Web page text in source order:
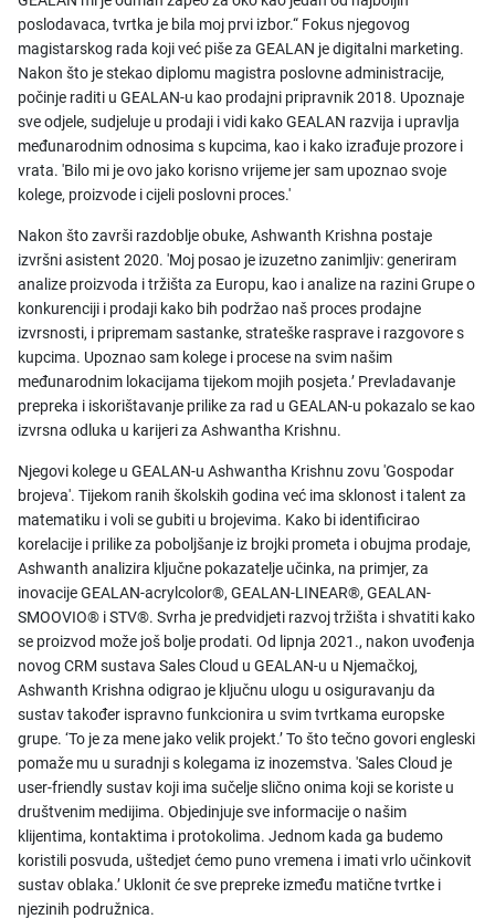
poslodavaca, tvrtka je bila moj prvi izbor.“ Fokus njegovog
magistarskog rada koji već piše za GEALAN je digitalni marketing.
Nakon što je stekao diplomu magistra poslovne administracije,
počinje raditi u GEALAN-u kao prodajni pripravnik 2018. Upoznaje
sve odjele, sudjeluje u prodaji i vidi kako GEALAN razvija i upravlja
međunarodnim odnosima s kupcima, kao i kako izrađuje prozore i
vrata. 'Bilo mi je ovo jako korisno vrijeme jer sam upoznao svoje
kolege, proizvode i cijeli poslovni proces.'
Nakon što završi razdoblje obuke, Ashwanth Krishna postaje
izvršni asistent 2020. 'Moj posao je izuzetno zanimljiv: generiram
analize proizvoda i tržišta za Europu, kao i analize na razini Grupe o
konkurenciji i prodaji kako bih podržao naš proces prodajne
izvrsnosti, i pripremam sastanke, strateške rasprave i razgovore s
kupcima. Upoznao sam kolege i procese na svim našim
međunarodnim lokacijama tijekom mojih posjeta.’ Prevladavanje
prepreka i iskorištavanje prilike za rad u GEALAN-u pokazalo se kao
izvrsna odluka u karijeri za Ashwantha Krishnu.
Njegovi kolege u GEALAN-u Ashwantha Krishnu zovu 'Gospodar
brojeva'. Tijekom ranih školskih godina već ima sklonost i talent za
matematiku i voli se gubiti u brojevima. Kako bi identificirao
korelacije i prilike za poboljšanje iz brojki prometa i obujma prodaje,
Ashwanth analizira ključne pokazatelje učinka, na primjer, za
inovacije GEALAN-acrylcolor®, GEALAN-LINEAR®, GEALAN-
SMOOVIO® i STV®. Svrha je predvidjeti razvoj tržišta i shvatiti kako
se proizvod može još bolje prodati. Od lipnja 2021., nakon uvođenja
novog CRM sustava Sales Cloud u GEALAN-u u Njemačkoj,
Ashwanth Krishna odigrao je ključnu ulogu u osiguravanju da
sustav također ispravno funkcionira u svim tvrtkama europske
grupe. ‘To je za mene jako velik projekt.’ To što tečno govori engleski
pomaže mu u suradnji s kolegama iz inozemstva. 'Sales Cloud je
user-friendly sustav koji ima sučelje slično onima koji se koriste u
društvenim medijima. Objedinjuje sve informacije o našim
klijentima, kontaktima i protokolima. Jednom kada ga budemo
koristili posvuda, uštedjet ćemo puno vremena i imati vrlo učinkovit
sustav oblaka.’ Uklonit će sve prepreke između matične tvrtke i
njezinih podružnica.